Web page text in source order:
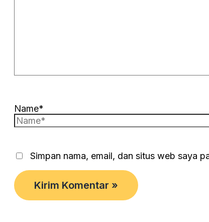
Name*
Simpan nama, email, dan situs web saya